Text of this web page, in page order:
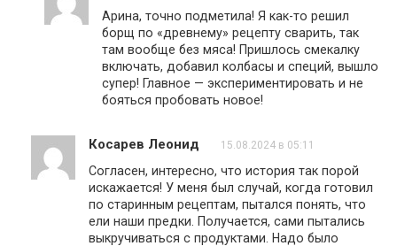
Арина, точно подметила! Я как-то решил
борщ по «древнему» рецепту сварить, так
там вообще без мяса! Пришлось смекалку
включать, добавил колбасы и специй, вышло
супер! Главное — экспериментировать и не
бояться пробовать новое!
Косарев Леонид 15.08.2024 в 05:11
Согласен, интересно, что история так порой
искажается! У меня был случай, когда готовил
по старинным рецептам, пытался понять, что
ели наши предки. Получается, сами пытались
выкручиваться с продуктами. Надо было